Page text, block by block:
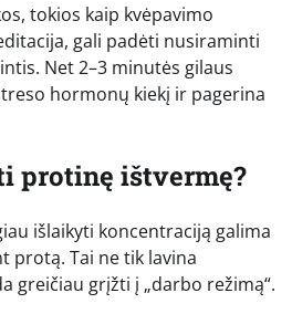
tokios kaip kvėpavimo
gali padėti nusiraminti
Net 2–3 minutės gilaus
hormonų kiekį ir pagerina
protinę ištvermę?
išlaikyti koncentraciją galima
protą. Tai ne tik lavina
greičiau grįžti į „darbo režimą“.